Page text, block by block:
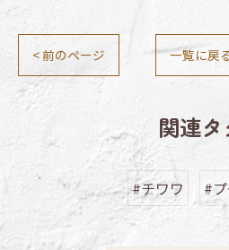
< 前のページ 一覧に戻
関連
#チワワ #